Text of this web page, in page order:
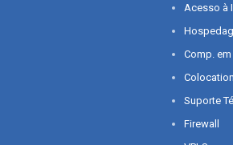
Acesso à
Comp.
Suporte
Firewall